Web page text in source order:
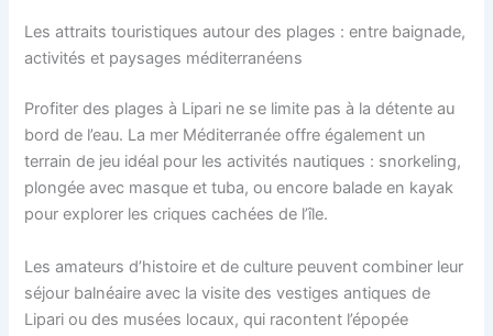
Les attraits touristiques autour des plages : entre baignade,
activités et paysages méditerranéens
Profiter des plages à Lipari ne se limite pas à la détente au
bord de l’eau. La mer Méditerranée offre également un
terrain de jeu idéal pour les activités nautiques : snorkeling,
plongée avec masque et tuba, ou encore balade en kayak
pour explorer les criques cachées de l’île.
Les amateurs d’histoire et de culture peuvent combiner leur
séjour balnéaire avec la visite des vestiges antiques de
Lipari ou des musées locaux, qui racontent l’épopée